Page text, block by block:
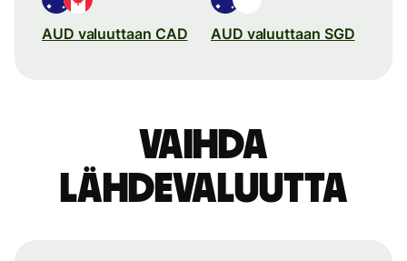
AUD valuuttaan CAD AUD valuuttaan SGD
Vaihda
lähdevaluutta